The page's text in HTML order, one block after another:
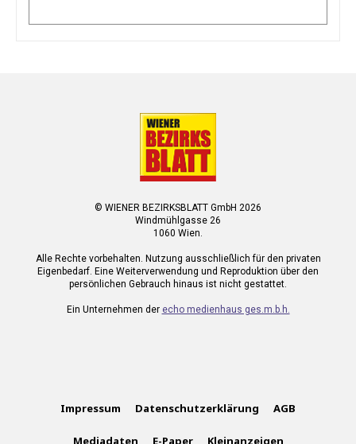
© WIENER BEZIRKSBLATT GmbH 2026
Windmühlgasse 26
1060 Wien.
Alle Rechte vorbehalten. Nutzung ausschließlich für den privaten
Eigenbedarf. Eine Weiterverwendung und Reproduktion über den
persönlichen Gebrauch hinaus ist nicht gestattet.
Ein Unternehmen der echo medienhaus ges.m.b.h.
Impressum Datenschutzerklärung AGB
Mediadaten E-Paper Kleinanzeigen